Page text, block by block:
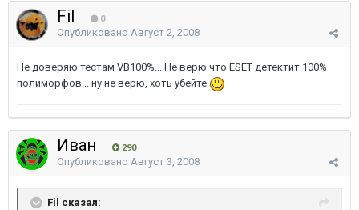
Fil 0
Опубликовано Август 2, 2008
Не доверяю тестам VB100%... Не верю что ESET детектит 100%
полиморфов... ну не верю, хоть убейте
Иван 290
Опубликовано Август 3, 2008
Fil сказал: